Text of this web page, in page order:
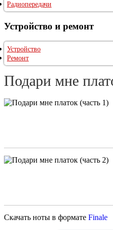
Радиопередачи
Устройство и ремонт
Устройство
Ремонт
Подари мне
Скачать ноты в формате Finale